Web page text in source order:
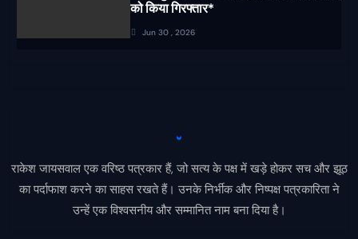
को किया गिरफ्तार*
Jun 30 , 2026
राकेश जायसवाल एक वरिष्ठ पत्रकार हैं, जो सत्य के पक्ष में खड़े होकर सच और झूठ
का पर्दाफाश करने का साहस रखते हैं। उनके निर्भीक और निष्पक्ष पत्रकारिता ने
उन्हें एक विश्वसनीय और सम्मानित नाम बना दिया है।